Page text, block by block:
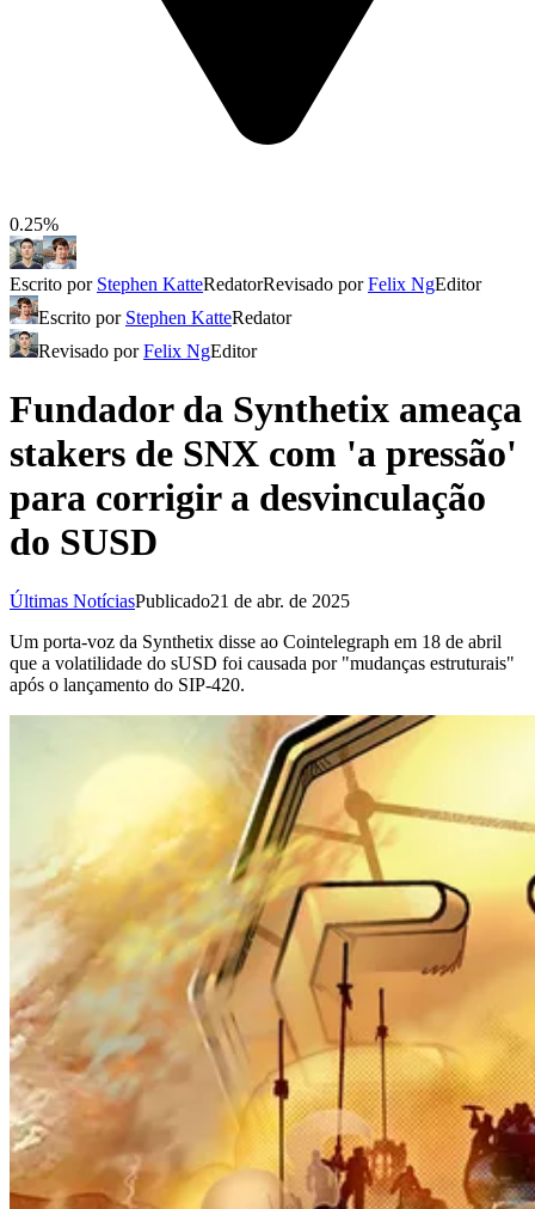
0.25%
Escrito por Stephen KatteRedatorRevisado porFelix NgEditor
Escrito por Stephen KatteRedator
Revisado porFelix NgEditor
Fundador da Synthetix ameaça
stakers de SNX com 'a pressão'
para corrigir a desvinculação
do SUSD
Últimas NotíciasPublicado21 de abr. de 2025
Um porta-voz da Synthetix disse ao Cointelegraph em 18 de abril
que a volatilidade do sUSD foi causada por "mudanças estruturais"
após o lançamento do SIP-420.